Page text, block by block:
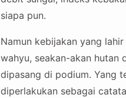
siapa pun.
Namun kebijakan yang
wahyu, seakan-akan hutan
dipasang di podium. Yang
diperlakukan sebagai